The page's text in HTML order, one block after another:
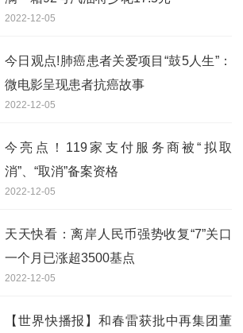
2022-12-05
今日观点!肺癌患者关爱项目“鼓5人生”：
微电影呈现患者抗癌故事
2022-12-05
今亮点！119家支付服务商被“拟取
消”、“取消”备案资格
2022-12-05
天天快看：离岸人民币强势收复“7”关口
一个月已涨超3500基点
2022-12-05
【世界快播报】和春雷获批中再集团董